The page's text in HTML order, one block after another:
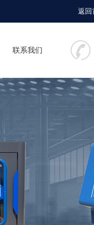
返回
联系我们